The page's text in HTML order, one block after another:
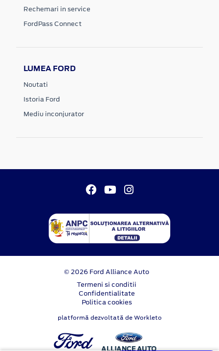
Rechemari in service
FordPass Connect
LUMEA FORD
Noutati
Istoria Ford
Mediu inconjurator
© 2026 Ford Alliance Auto
Termeni si conditii
Confidentialitate
Politica cookies
platformă dezvoltată de Workleto